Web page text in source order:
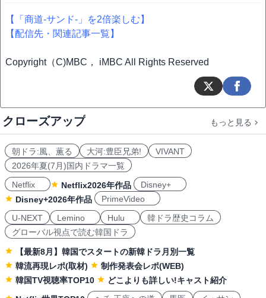
【「商道-サンド-」を2倍楽しむ】
【配信先・関連記事一覧】
Copyright（C)MBC， iMBC All Rights Reserved
クローズアップ もっと見る
朝ドラ:風、薫る 大河:豊臣兄弟!
VIVANT
2026年夏(7月)国内ドラマ一覧
Netflix
Netflix2026年作品
Disney+
Disney+2026年作品
PrimeVideo
U-NEXT
Lemino Hulu
韓ドラ歴史コラム
グローバル視点で読む韓国ドラ
【最新8月】韓国でスタートの新韓ドラ月別一覧
韓流再現レポ(取材)
制作発表会レポ(WEB)
韓国TV視聴率TOP10
どこよりも詳しい!キャスト紹介